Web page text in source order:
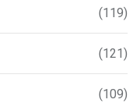
(119)
(121)
(109)